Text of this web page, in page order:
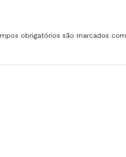
obrigatórios são marcados com